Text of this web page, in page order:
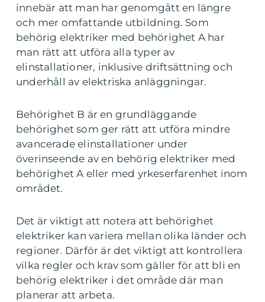
innebär att man har genomgått en längre
och mer omfattande utbildning. Som
behörig elektriker med behörighet A har
man rätt att utföra alla typer av
elinstallationer, inklusive driftsättning och
underhåll av elektriska anläggningar.
Behörighet B är en grundläggande
behörighet som ger rätt att utföra mindre
avancerade elinstallationer under
överinseende av en behörig elektriker med
behörighet A eller med yrkeserfarenhet inom
området.
Det är viktigt att notera att behörighet
elektriker kan variera mellan olika länder och
regioner. Därför är det viktigt att kontrollera
vilka regler och krav som gäller för att bli en
behörig elektriker i det område där man
planerar att arbeta.